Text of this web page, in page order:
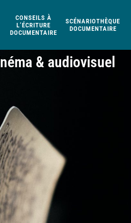
CONSEILS À
L’ÉCRITURE
DOCUMENTAIRE
SCÉNARIOTHÈQUE
DOCUMENTAIRE
& audiovisuel